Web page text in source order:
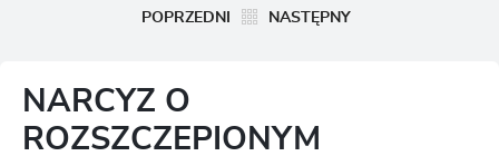
POPRZEDNI NASTĘPNY
NARCYZ O
ROZSZCZEPIONYM
ZAPISZ